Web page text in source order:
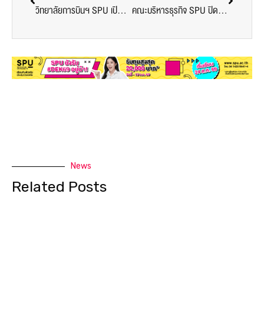
วิทยาลัยการบินฯ SPU เปิดโลก Food Logistics on Air เจาะซัพพลายเชนอาหารการบินที่เป็นกลไกความปลอดภัยของทุกเที่ยวบิน
คณะบริหารธุรกิจ SPU ปิดคลาส “Influencers On Air: Final Live Project” สุดปัง! นำทักษะการตลาดดิจิทัลสู่เวทีจริงแบบมืออาชีพ
News
Related Posts